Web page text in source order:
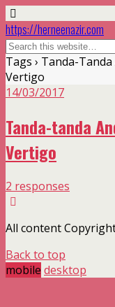
https://herneenazir.com
Tags › Tanda-
Vertigo
14/03/2017
Tanda-tanda
Vertigo
2 responses
All content
Back to top
mobile desktop